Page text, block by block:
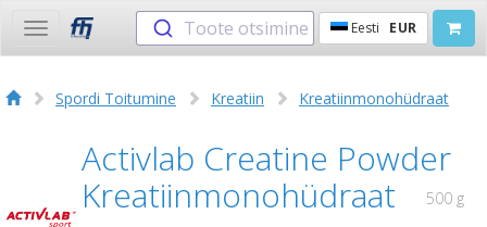
Toggle
navigation
Toote otsimine Eesti EUR
Spordi Toitumine Kreatiin Kreatiinmonohüdraat
Activlab Creatine Powder
Kreatiinmonohüdraat
500 g